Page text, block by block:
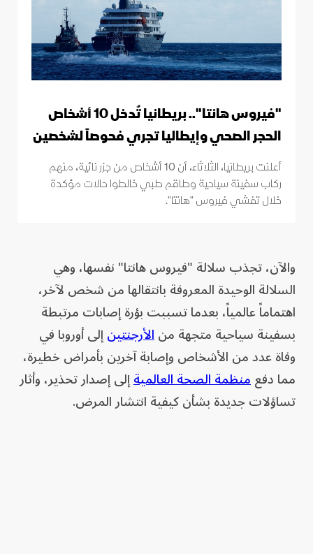
"فيروس هانتا".. بريطانيا تُدخل 10 أشخاص
الحجر الصحي وإيطاليا تجري فحوصاً لشخصين
أعلنت بريطانيا، الثلاثاء، أن 10 أشخاص من جزر نائية، منهم
ركاب سفينة سياحية وطاقم طبي خالطوا حالات مؤكدة
خلال تفشي فيروس "هانتا".
والآن، تجذب سلالة "فيروس هانتا" نفسها، وهي
السلالة الوحيدة المعروفة بانتقالها من شخص لآخر،
اهتماماً عالمياً، بعدما تسببت بؤرة إصابات مرتبطة
بسفينة سياحية متجهة منالأرجنتينإلى أوروبا في
وفاة عدد من الأشخاص وإصابة آخرين بأمراض خطيرة،
مما دفعمنظمة الصحة العالميةإلى إصدار تحذير، وأثار
تساؤلات جديدة بشأن كيفية انتشار المرض.